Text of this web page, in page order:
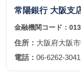
常陽銀行 大阪支
金融機関コード：
住所： 大阪府大阪
電話： 06-6262-3041